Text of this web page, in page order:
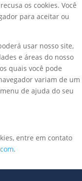
os cookies. Você
para aceitar ou
usar nosso site,
e áreas do nosso
quais você pode
variam de um
de ajuda do seu
entre em contato
.